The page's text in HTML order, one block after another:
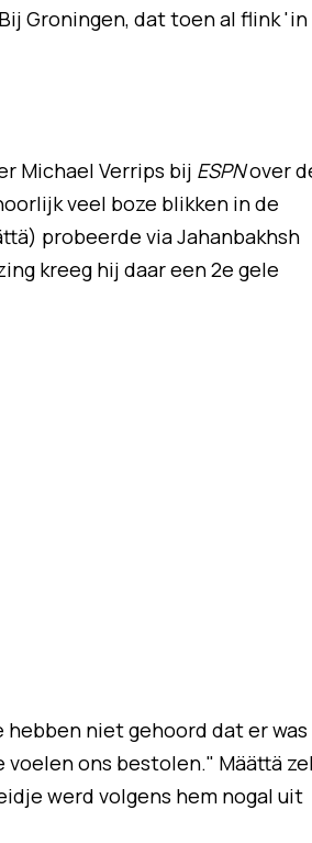
Groningen, dat toen al flink 'in
Michael Verrips bij ESPNover
veel boze blikken in de
probeerde via Jahanbakhsh
kreeg hij daar een 2e gele
hebben niet gehoord dat er was
voelen ons bestolen." Määttä
werd volgens hem nogal uit